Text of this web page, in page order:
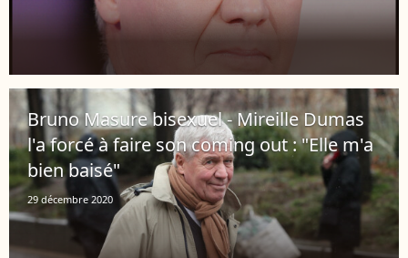
Bruno Masure bisexuel - Mireille Dumas
l'a forcé à faire son coming out : "Elle m'a
bien baisé"
29 décembre 2020